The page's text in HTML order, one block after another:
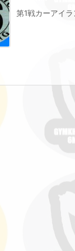
第1戦カーアイ